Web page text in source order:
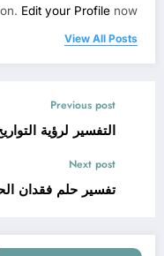
Edit your Profile now.
View All Posts
Previous post
التفسير لرؤية
Next post
تفسير حلم فقدان